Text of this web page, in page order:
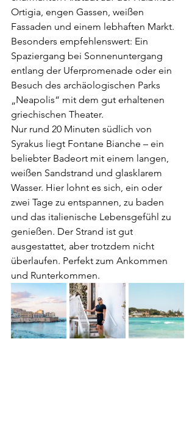
Ortigia, engen Gassen, weißen
Fassaden und einem lebhaften Markt.
Besonders empfehlenswert: Ein
Spaziergang bei Sonnenuntergang
entlang der Uferpromenade oder ein
Besuch des archäologischen Parks
„Neapolis“ mit dem gut erhaltenen
griechischen Theater.
Nur rund 20 Minuten südlich von
Syrakus liegt Fontane Bianche – ein
beliebter Badeort mit einem langen,
weißen Sandstrand und glasklarem
Wasser. Hier lohnt es sich, ein oder
zwei Tage zu entspannen, zu baden
und das italienische Lebensgefühl zu
genießen. Der Strand ist gut
ausgestattet, aber trotzdem nicht
überlaufen. Perfekt zum Ankommen
und Runterkommen.